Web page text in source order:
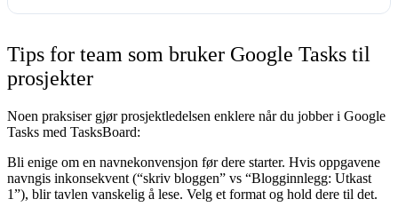
Tips for team som bruker Google Tasks til
prosjekter
Noen praksiser gjør prosjektledelsen enklere når du jobber i Google
Tasks med TasksBoard:
Bli enige om en navnekonvensjon før dere starter. Hvis oppgavene
navngis inkonsekvent (“skriv bloggen” vs “Blogginnlegg: Utkast
1”), blir tavlen vanskelig å lese. Velg et format og hold dere til det.